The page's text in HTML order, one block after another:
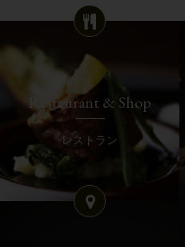
Restaurant & Shop
レストラン